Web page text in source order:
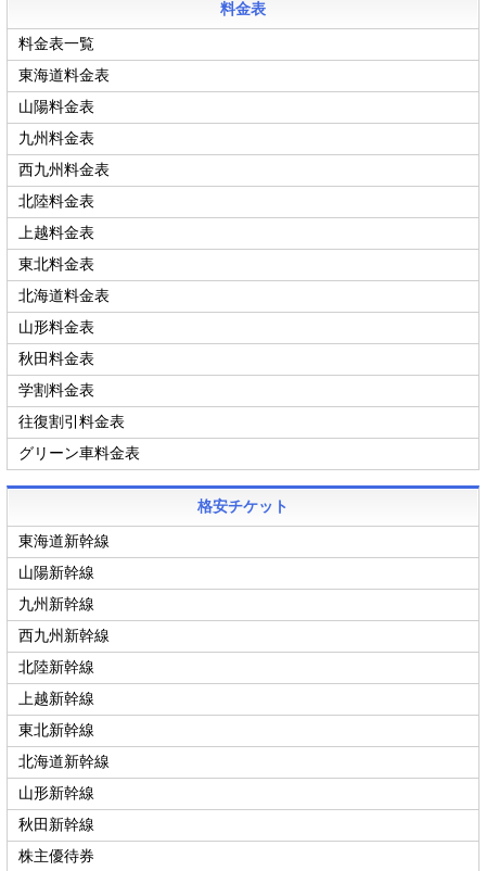
料金表
料金表一覧
東海道料金表
山陽料金表
九州料金表
西九州料金表
北陸料金表
上越料金表
東北料金表
北海道料金表
山形料金表
秋田料金表
学割料金表
往復割引料金表
グリーン車料金表
格安チケット
東海道新幹線
山陽新幹線
九州新幹線
西九州新幹線
北陸新幹線
上越新幹線
東北新幹線
北海道新幹線
山形新幹線
秋田新幹線
株主優待券